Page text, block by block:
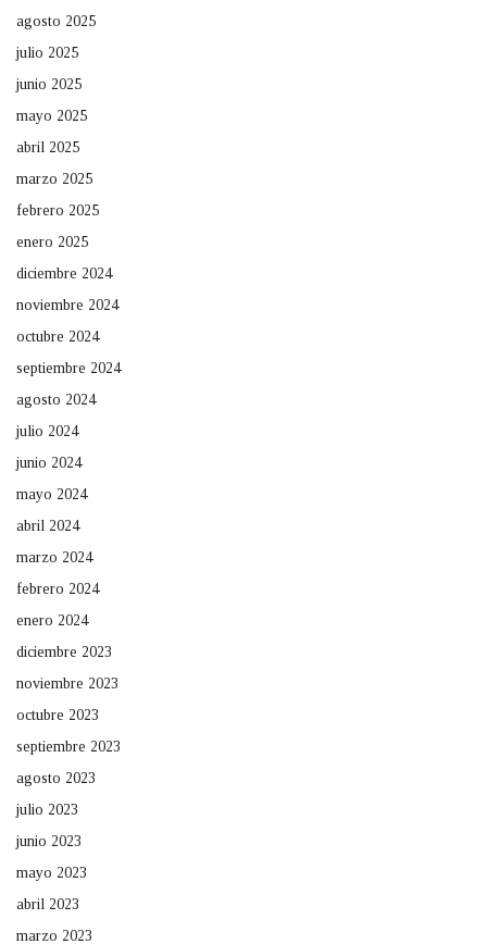
agosto 2025
julio 2025
junio 2025
mayo 2025
abril 2025
marzo 2025
febrero 2025
enero 2025
diciembre 2024
noviembre 2024
octubre 2024
septiembre 2024
agosto 2024
julio 2024
junio 2024
mayo 2024
abril 2024
marzo 2024
febrero 2024
enero 2024
diciembre 2023
noviembre 2023
octubre 2023
septiembre 2023
agosto 2023
julio 2023
junio 2023
mayo 2023
abril 2023
marzo 2023